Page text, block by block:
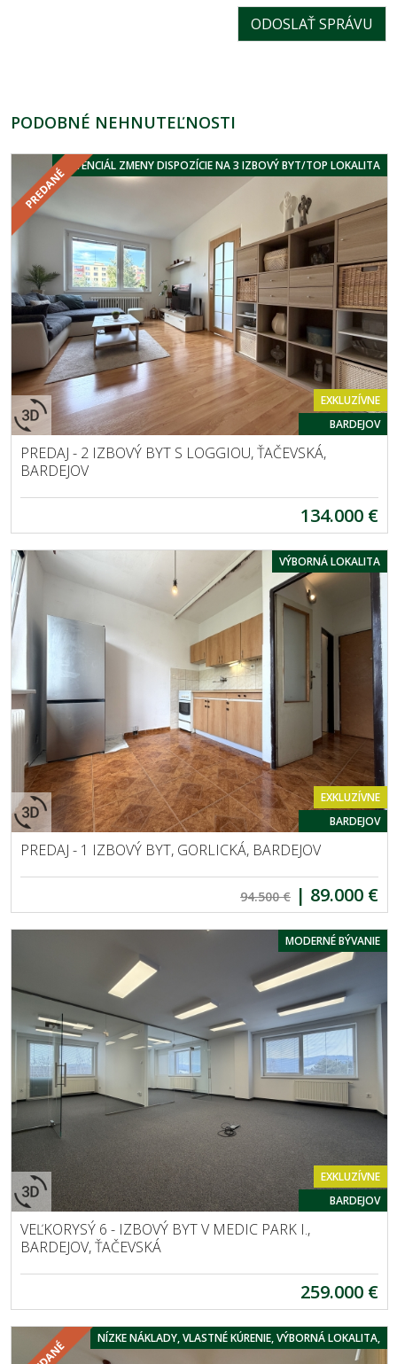
PODOBNÉ NEHNUTEĽNOSTI
POTENCIÁL ZMENY DISPOZÍCIE NA 3 IZBOVÝ BYT/TOP LOKALITA
EXKLUZÍVNE
BARDEJOV
PREDAJ - 2 IZBOVÝ BYT S LOGGIOU, ŤAČEVSKÁ,
BARDEJOV
134.000 €
VÝBORNÁ LOKALITA
EXKLUZÍVNE
BARDEJOV
PREDAJ - 1 IZBOVÝ BYT, GORLICKÁ, BARDEJOV
94.500 € | 89.000 €
MODERNÉ BÝVANIE
EXKLUZÍVNE
BARDEJOV
VEĽKORYSÝ 6 - IZBOVÝ BYT V MEDIC PARK I.,
BARDEJOV, ŤAČEVSKÁ
259.000 €
NÍZKE NÁKLADY, VLASTNÉ KÚRENIE, VÝBORNÁ LOKALITA,